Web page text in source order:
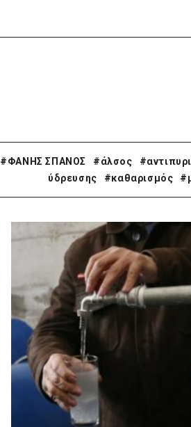
#ΦΑΝΗΣ ΣΠΑΝΟΣ #άλσος
ύδρευσης
#καθαρισμός